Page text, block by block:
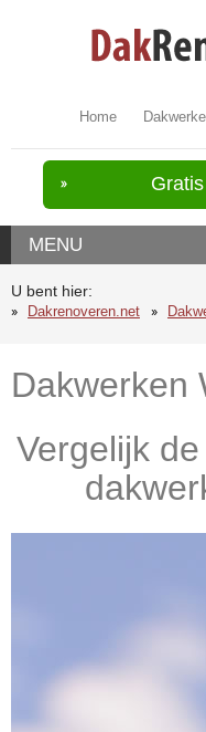
Home
MENU
U bent hier:
Dakrenoveren.net
Dakwerken
Vergelijk